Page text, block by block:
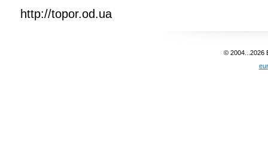
http://topor.od.ua
© 2004...2026